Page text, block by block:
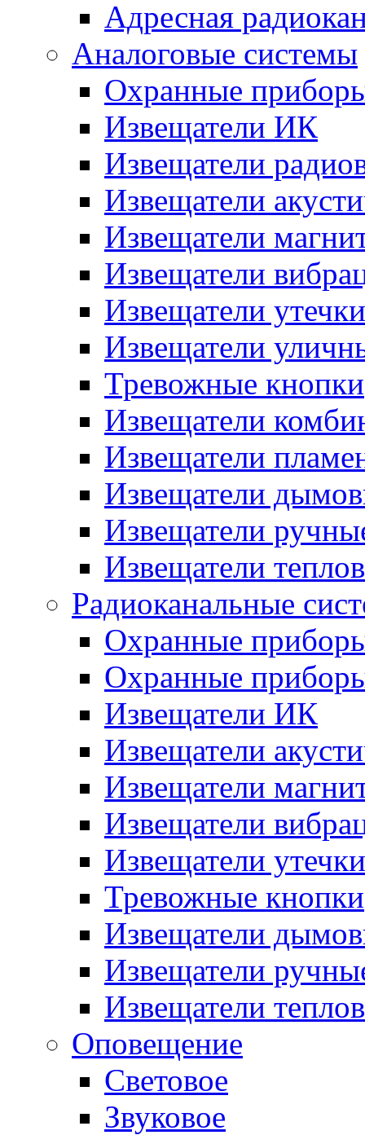
Адресная
Аналоговые системы
Охранные
Извещатели ИК
Извещатели
Извещатели
Извещатели
Извещатели
Извещатели утечки
Извещатели
Тревожные кнопки
Извещатели
Извещатели
Извещатели
Извещатели
Извещатели
Радиоканальные
Охранные
Охранные
Извещатели ИК
Извещатели
Извещатели
Извещатели
Извещатели утечки
Тревожные кнопки
Извещатели
Извещатели
Извещатели
Оповещение
Световое
Звуковое